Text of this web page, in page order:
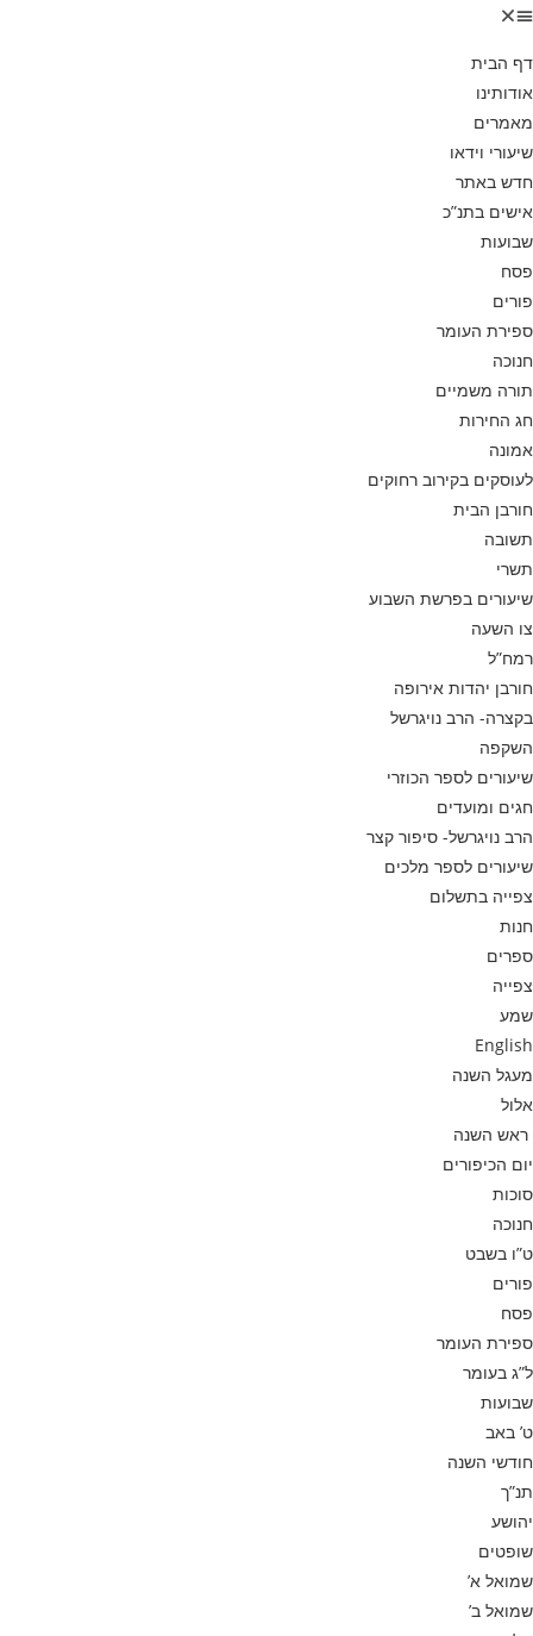
דף הבית
אודותינו
מאמרים
שיעורי וידאו
חדש באתר
אישים בתנ”כ
שבועות
פסח
פורים
ספירת העומר
חנוכה
תורה משמיים
חג החירות
אמונה
לעוסקים בקירוב רחוקים
חורבן הבית
תשובה
תשרי
שיעורים בפרשת השבוע
צו השעה
רמח”ל
חורבן יהדות אירופה
בקצרה- הרב נויגרשל
השקפה
שיעורים לספר הכוזרי
חגים ומועדים
הרב נויגרשל- סיפור קצר
שיעורים לספר מלכים
צפייה בתשלום
חנות
ספרים
צפייה
שמע
English
מעגל השנה
אלול
ראש השנה
יום הכיפורים
סוכות
חנוכה
ט”ו בשבט
פורים
פסח
ספירת העומר
ל”ג בעומר
שבועות
ט’ באב
חודשי השנה
תנ”ך
יהושע
שופטים
שמואל א’
שמואל ב’